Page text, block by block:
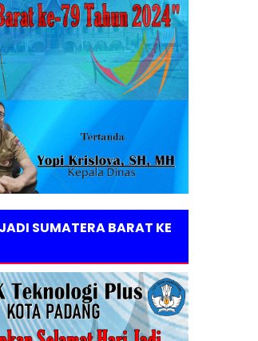
SUMATERA BARAT KE